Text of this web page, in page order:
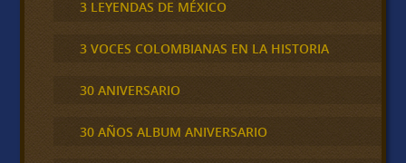
3 LEYENDAS DE MÉXICO
3 VOCES COLOMBIANAS EN LA HISTORIA
30 ANIVERSARIO
30 AÑOS ALBUM ANIVERSARIO